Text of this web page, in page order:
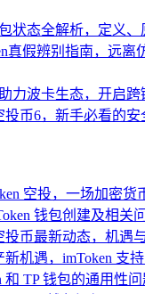
状态全解析，定义
真假辨别指南，远离
力波卡生态，开启
投币6，新手必看的安
空投，一场加密
钱包创建及相关
投币最新动态，机遇
新机遇，imToken 支
和 TP 钱包的通用性问